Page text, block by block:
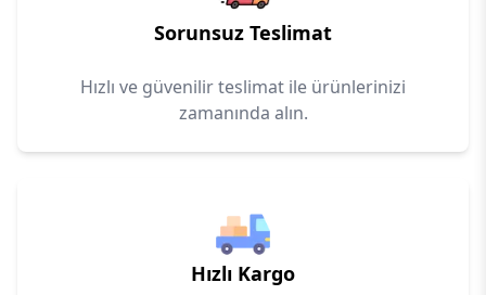
Sorunsuz Teslimat
Hızlı ve güvenilir teslimat ile ürünlerinizi
zamanında alın.
Hızlı Kargo